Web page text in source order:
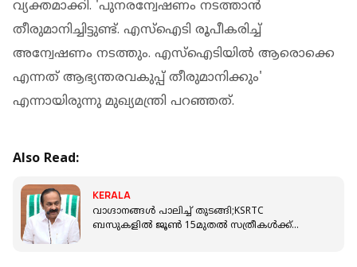
വ്യക്തമാക്കി. 'പുനരന്വേഷണം നടത്താന്‍
തീരുമാനിച്ചിട്ടുണ്ട്. എസ്ഐടി രൂപീകരിച്ച്
അന്വേഷണം നടത്തും. എസ്ഐടിയില്‍ ആരൊക്കെ
എന്നത് ആഭ്യന്തരവകുപ്പ് തീരുമാനിക്കും'
എന്നായിരുന്നു മുഖ്യമന്ത്രി പറഞ്ഞത്.
Also Read:
KERALA
വാഗ്ദാനങ്ങൾ പാലിച്ച് തുടങ്ങി;KSRTC
ബസുകളിൽ ജൂൺ 15മുതൽ സത്രീകൾക്ക്